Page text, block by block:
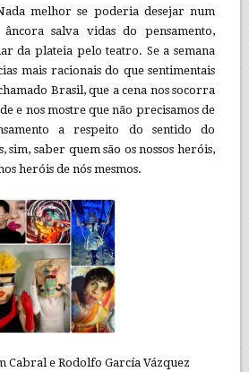
melhor se poderia desejar num
salva vidas do pensamento,
da plateia pelo teatro. Se a semana
mais racionais do que sentimentais
Brasil, que a cena nos socorra
e nos mostre que não precisamos de
a respeito do sentido do
sim, saber quem são os nossos heróis,
heróis de nós mesmos.
Cabral e Rodolfo García Vázquez